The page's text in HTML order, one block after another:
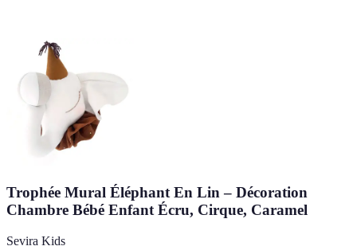
Trophée Mural Éléphant En Lin – Décoration
Chambre Bébé Enfant Écru, Cirque, Caramel
Sevira Kids